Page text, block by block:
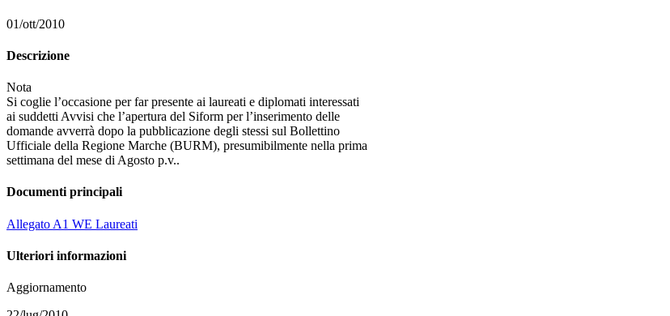
01/ott/2010
Descrizione
Nota
Si coglie l’occasione per far presente ai laureati e diplomati interessati
ai suddetti Avvisi che l’apertura del Siform per l’inserimento delle
domande avverrà dopo la pubblicazione degli stessi sul Bollettino
Ufficiale della Regione Marche (BURM), presumibilmente nella prima
settimana del mese di Agosto p.v..
Documenti principali
Allegato A1 WE Laureati
Ulteriori informazioni
Aggiornamento